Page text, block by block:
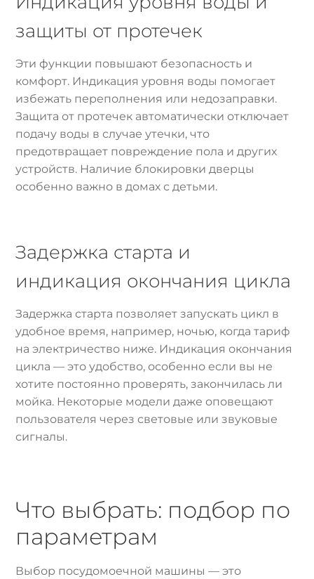
защиты от протечек
Эти функции повышают безопасность и
комфорт. Индикация уровня воды помогает
избежать переполнения или недозаправки.
Защита от протечек автоматически отключает
подачу воды в случае утечки, что
предотвращает повреждение пола и других
устройств. Наличие блокировки дверцы
особенно важно в домах с детьми.
Задержка старта и
индикация окончания цикла
Задержка старта позволяет запускать цикл в
удобное время, например, ночью, когда тариф
на электричество ниже. Индикация окончания
цикла — это удобство, особенно если вы не
хотите постоянно проверять, закончилась ли
мойка. Некоторые модели даже оповещают
пользователя через световые или звуковые
сигналы.
Что выбрать: подбор по
параметрам
Выбор посудомоечной машины — это